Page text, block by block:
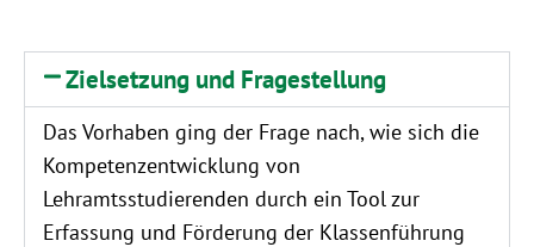
Zielsetzung und Fragestellung
Das Vorhaben ging der Frage nach, wie sich die
Kompetenzentwicklung von
Lehramtsstudierenden durch ein Tool zur
Erfassung und Förderung der Klassenführung